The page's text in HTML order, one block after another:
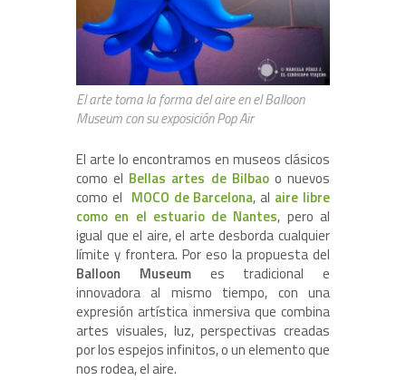
El arte toma la forma del aire en el Balloon
Museum con su exposición Pop Air
El arte lo encontramos en museos clásicos
como el Bellas artes de Bilbaoo nuevos
como el MOCO de Barcelona, al aire libre
como en el estuario de Nantes, pero al
igual que el aire, el arte desborda cualquier
límite y frontera. Por eso la propuesta del
Balloon Museumes tradicional e
innovadora al mismo tiempo, con una
expresión artística inmersiva que combina
artes visuales, luz, perspectivas creadas
por los espejos infinitos, o un elemento que
nos rodea, el aire.